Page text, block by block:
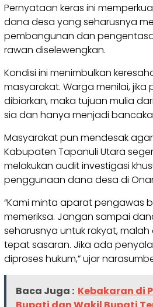
Pernyataan keras ini
dana desa yang seharusnya
pembangunan dan
rawan diselewengkan.
Kondisi ini menimbulkan
masyarakat. Warga menilai, jika
dibiarkan, maka tujuan mulia
sia dan hanya menjadi
Masyarakat pun mendesak
Kabupaten Tapanuli Utara
melakukan audit investigasi
penggunaan dana desa di
“Kami minta aparat pengawas
memeriksa. Jangan sampai
seharusnya untuk rakyat,
tepat sasaran. Jika ada
diproses hukum,” ujar
Baca Juga : Kebakaran di